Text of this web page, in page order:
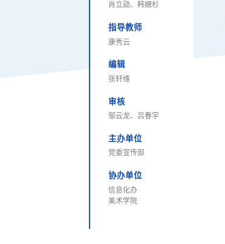
肖立勋、韩姍杉
指导教师
康秀云
编辑
张轩维
审核
邹云龙、吕春宇
主办单位
党委宣传部
协办单位
信息化办
美术学院